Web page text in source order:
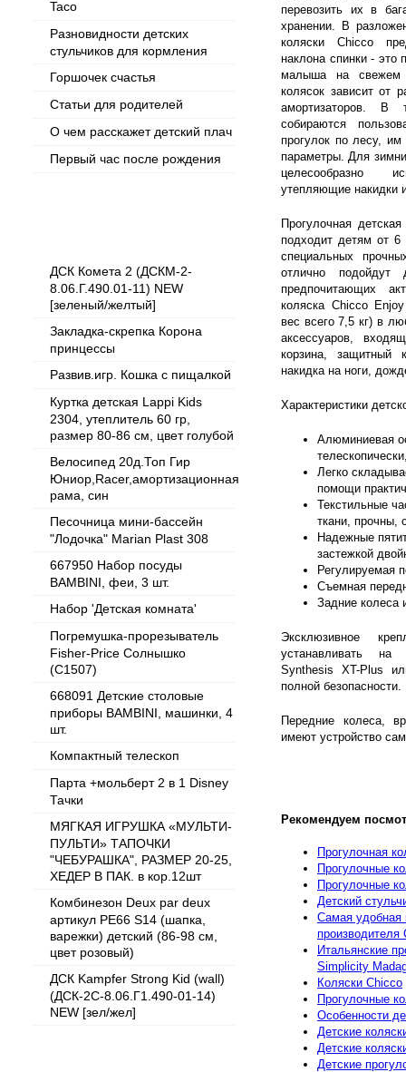
Taco
Разновидности детских
стульчиков для кормления
Горшочек счастья
Статьи для родителей
О чем расскажет детский плач
Первый час после рождения
ДСК Комета 2 (ДСКМ-2-
8.06.Г.490.01-11) NEW
[зеленый/желтый]
Закладка-скрепка Корона
принцессы
Развив.игр. Кошка с пищалкой
Куртка детская Lappi Kids
2304, утеплитель 60 гр,
размер 80-86 см, цвет голубой
Велосипед 20д.Топ Гир
Юниор,Racer,амортизационная
рама, син
Песочница мини-бассейн
"Лодочка" Marian Plast 308
667950 Набор посуды
BAMBINI, феи, 3 шт.
Набор 'Детская комната'
Погремушка-прорезыватель
Fisher-Priсe Солнышко
(C1507)
668091 Детские столовые
приборы BAMBINI, машинки, 4
шт.
Компактный телескоп
Парта +мольберт 2 в 1 Disney
Тачки
МЯГКАЯ ИГРУШКА «МУЛЬТИ-
ПУЛЬТИ» ТАПОЧКИ
"ЧЕБУРАШКА", РАЗМЕР 20-25,
ХЕДЕР В ПАК. в кор.12шт
Комбинезон Deux par deux
артикул PE66 S14 (шапка,
варежки) детский (86-98 см,
цвет розовый)
ДСК Kampfer Strong Kid (wall)
(ДСК-2C-8.06.Г1.490-01-14)
NEW [зел/жел]
перевозить их в
хранении. В
коляски Chicco
наклона спинки - это
малыша на свежем
колясок зависит от
амортизаторов. В
собираются
прогулок по лесу, им
параметры. Для
целесообразно
утепляющие накидки
Прогулочная
подходит детям от
специальных
отлично
предпочитающих
коляска Chicco
вес всего 7,5 кг) в
аксессуаров,
корзина, защитный
накидка на ноги,
Характеристики
Алюминиевая
Легко
помощи
Текстильные
ткани, прочны,
Надежные
застежкой
Регулируемая
Съемная
Задние колеса
Эксклюзивное
устанавливать на
Synthesis XT-Plus
полной безопасности.
Передние колеса,
имеют устройство
Рекомендуем
Прогулочная
Прогулочные
Прогулочные
Детский
Самая удобная
производителя
Итальянские
Simplicity
Коляски Chicco
Прогулочные
Особенности
Детские
Детские
Детские